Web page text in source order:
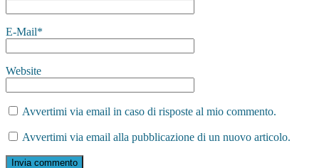
E-Mail*
Website
Avvertimi via email in caso di risposte al mio commento.
Avvertimi via email alla pubblicazione di un nuovo articolo.